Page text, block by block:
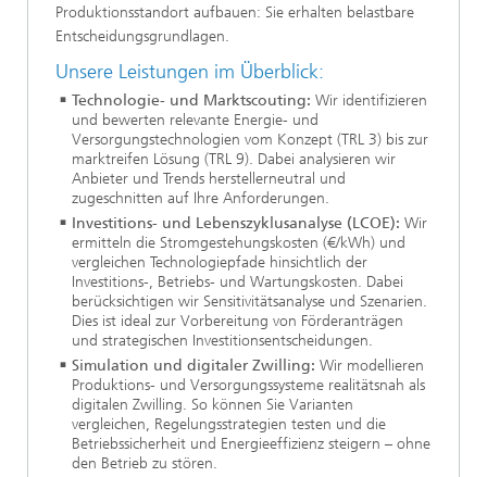
Produktionsstandort aufbauen: Sie erhalten belastbare
Entscheidungsgrundlagen.
Unsere Leistungen im Überblick:
Technologie- und Marktscouting: Wir identifizieren
und bewerten relevante Energie- und
Versorgungstechnologien vom Konzept (TRL 3) bis zur
marktreifen Lösung (TRL 9). Dabei analysieren wir
Anbieter und Trends herstellerneutral und
zugeschnitten auf Ihre Anforderungen.
Investitions- und Lebenszyklusanalyse (LCOE): Wir
ermitteln die Stromgestehungskosten (€/kWh) und
vergleichen Technologiepfade hinsichtlich der
Investitions-, Betriebs- und Wartungskosten. Dabei
berücksichtigen wir Sensitivitätsanalyse und Szenarien.
Dies ist ideal zur Vorbereitung von Förderanträgen
und strategischen Investitionsentscheidungen.
Simulation und digitaler Zwilling: Wir modellieren
Produktions- und Versorgungssysteme realitätsnah als
digitalen Zwilling. So können Sie Varianten
vergleichen, Regelungsstrategien testen und die
Betriebssicherheit und Energieeffizienz steigern – ohne
den Betrieb zu stören.